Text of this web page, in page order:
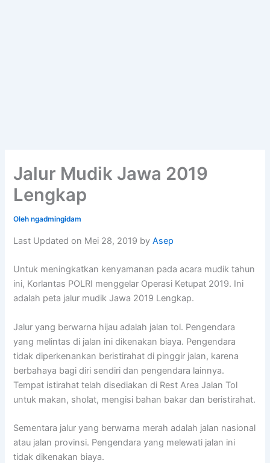
Jalur Mudik Jawa 2019
Lengkap
Olehngadmingidam
Last Updated on Mei 28, 2019 byAsep
Untuk meningkatkan kenyamanan pada acara mudik tahun
ini, Korlantas POLRI menggelar Operasi Ketupat 2019. Ini
adalah peta jalur mudik Jawa 2019 Lengkap.
Jalur yang berwarna hijau adalah jalan tol. Pengendara
yang melintas di jalan ini dikenakan biaya. Pengendara
tidak diperkenankan beristirahat di pinggir jalan, karena
berbahaya bagi diri sendiri dan pengendara lainnya.
Tempat istirahat telah disediakan di Rest Area Jalan Tol
untuk makan, sholat, mengisi bahan bakar dan beristirahat.
Sementara jalur yang berwarna merah adalah jalan nasional
atau jalan provinsi. Pengendara yang melewati jalan ini
tidak dikenakan biaya.